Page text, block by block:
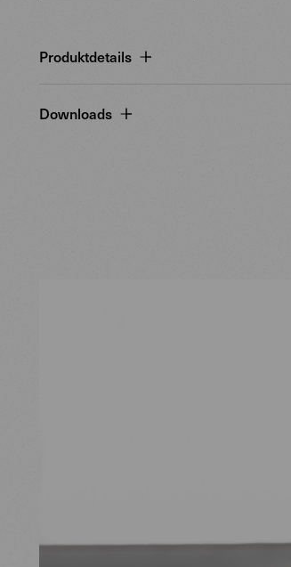
Produktdetails
Downloads